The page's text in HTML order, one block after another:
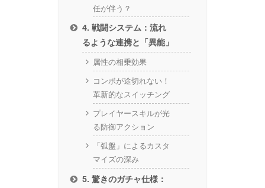
任が伴う？
4. 戦闘システム：流れ
るような連携と「異能」
属性の相乗効果
コンボが途切れない！
革新的なスイッチング
プレイヤースキルが光
る防御アクション
「弧盤」によるカスタ
マイズの深み
5. 驚きのガチャ仕様：